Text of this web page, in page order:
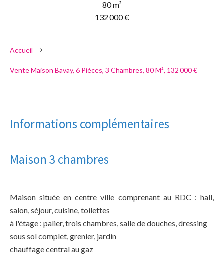
80 m²
132 000 €
Accueil
Vente Maison Bavay, 6 Pièces, 3 Chambres, 80 M², 132 000 €
Informations complémentaires
Maison 3 chambres
Maison située en centre ville comprenant au RDC : hall,
salon, séjour, cuisine, toilettes
à l'étage : palier, trois chambres, salle de douches, dressing
sous sol complet, grenier, jardin
chauffage central au gaz